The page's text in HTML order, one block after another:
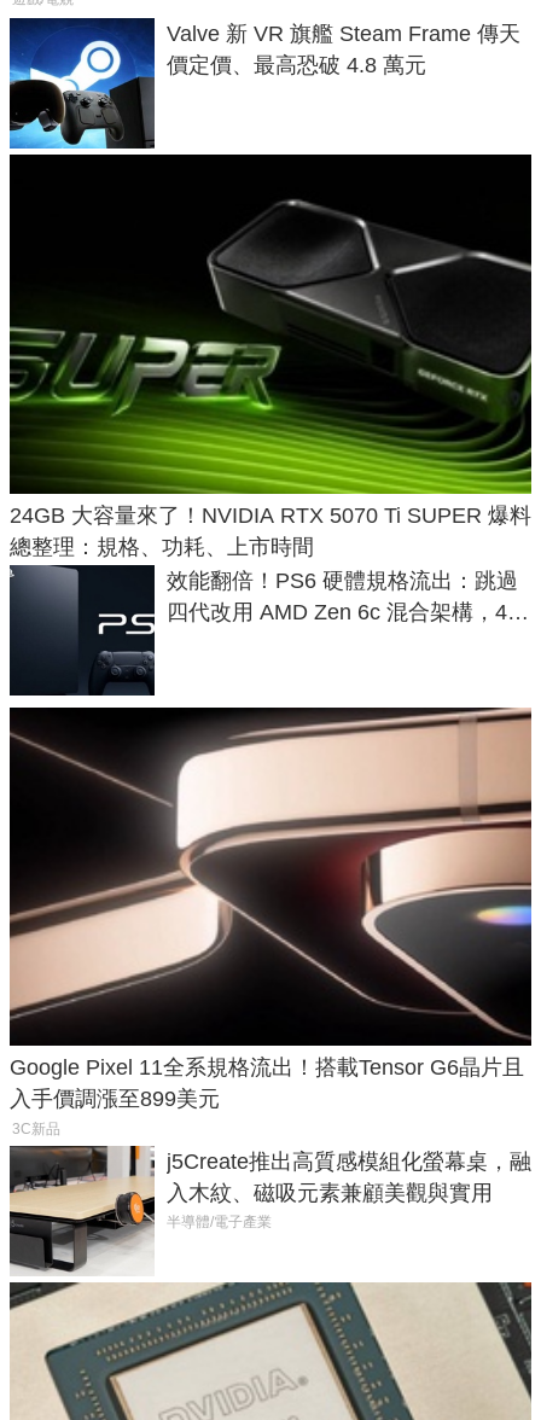
Valve 新 VR 旗艦 Steam Frame 傳天
價定價、最高恐破 4.8 萬元
24GB 大容量來了！NVIDIA RTX 5070 Ti SUPER 爆料
總整理：規格、功耗、上市時間
效能翻倍！PS6 硬體規格流出：跳過
四代改用 AMD Zen 6c 混合架構，4K
Google Pixel 11全系規格流出！搭載Tensor G6晶片且
入手價調漲至899美元
3C新品
j5Create推出高質感模組化螢幕桌，融
入木紋、磁吸元素兼顧美觀與實用
半導體/電子產業